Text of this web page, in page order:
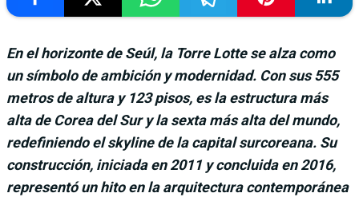
En el horizonte de Seúl, la Torre Lotte se alza como
un símbolo de ambición y modernidad. Con sus 555
metros de altura y 123 pisos, es la estructura más
alta de Corea del Sur y la sexta más alta del mundo,
redefiniendo el skyline de la capital surcoreana. Su
construcción, iniciada en 2011 y concluida en 2016,
representó un hito en la arquitectura contemporánea